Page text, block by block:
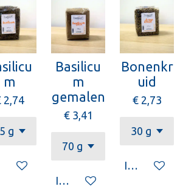
m
2,74
Basilicu
m
gemalen
€ 3,41
In winkelwagen
Bonenkr
uid
€ 2,73
In